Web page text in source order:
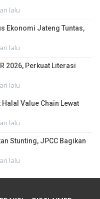
lalu
Ekonomi Jateng Tuntas,
lalu
2026, Perkuat Literasi
lalu
Value Chain Lewat
lalu
Stunting, JPCC Bagikan
lalu